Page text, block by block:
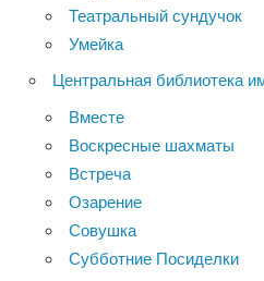
Театральный сундучок
Умейка
Центральная библиотека
Вместе
Воскресные шахматы
Встреча
Озарение
Совушка
Субботние Посиделки